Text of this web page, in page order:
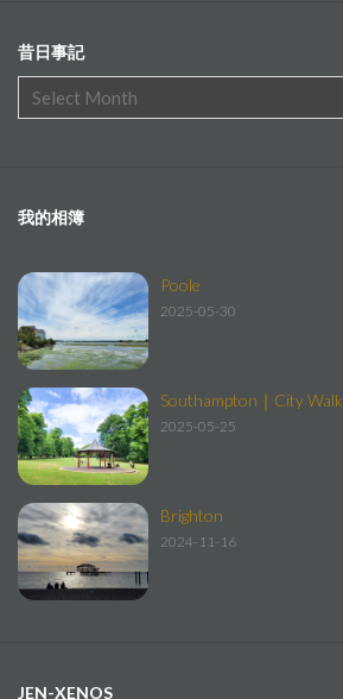
昔日事記
我的相簿
Poole
2025-05-30
Southampton｜City Walk
2025-05-25
Brighton
2024-11-16
JEN-XENOS